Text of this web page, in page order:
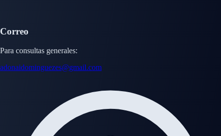
Correo
Para consultas generales:
adonaidominguezes@gmail.com